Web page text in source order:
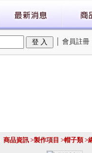
會員註冊
商品資訊 >製作項目 >帽子類 >